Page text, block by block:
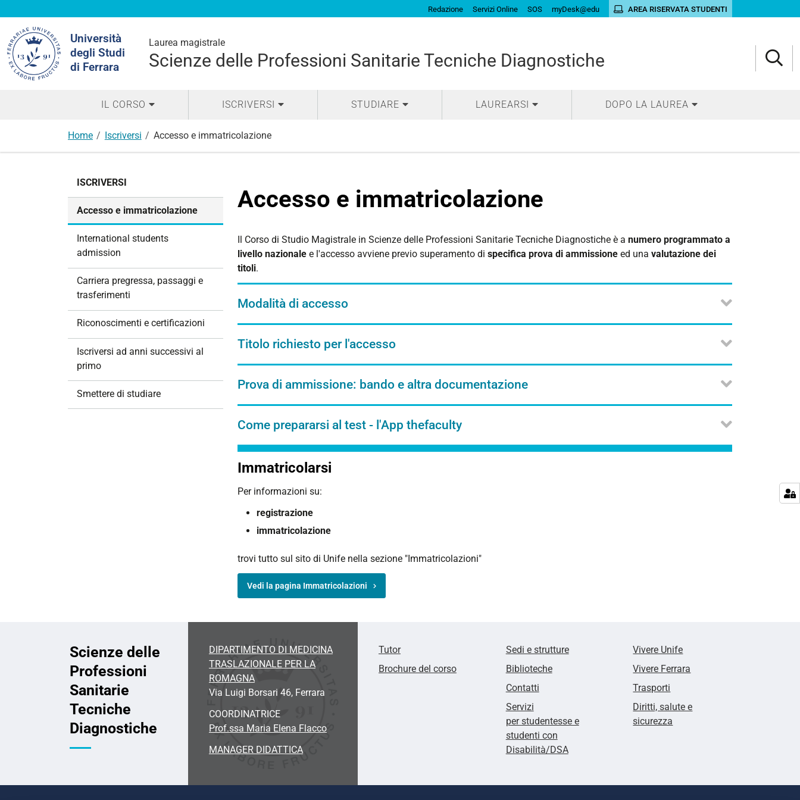
Redazione Servizi Online SOS myDesk@edu AREA RISERVATA STUDENTI
Università
degli Studi
di Ferrara
Laurea magistrale
Scienze delle Professioni Sanitarie Tecniche Diagnostiche
nel
sito
IL CORSO ISCRIVERSI STUDIARE LAUREARSI DOPO LA LAUREA
Home Iscriversi Accesso e immatricolazione
Accesso e immatricolazione
Il Corso di Studio Magistrale in Scienze delle Professioni Sanitarie Tecniche Diagnostiche è a numero programmato a
livello nazionale e l'accesso avviene previo superamento di specifica prova di ammissione ed una valutazione dei
titoli.
Modalità di accesso
Titolo richiesto per l'accesso
Prova di ammissione: bando e altra documentazione
Come prepararsi al test - l'App thefaculty
Immatricolarsi
Per informazioni su:
registrazione
immatricolazione
trovi tutto sul sito di Unife nella sezione "Immatricolazioni"
Vedi la pagina Immatricolazioni
ISCRIVERSI
Accesso e immatricolazione
International students
admission
Carriera pregressa, passaggi e
trasferimenti
Riconoscimenti e certificazioni
Iscriversi ad anni successivi al
primo
Smettere di studiare
Scienze delle
Professioni
Sanitarie
Tecniche
Diagnostiche
DIPARTIMENTO DI MEDICINA
TRASLAZIONALE PER LA
ROMAGNA
Via Luigi Borsari 46, Ferrara
COORDINATRICE
Prof.ssa Maria Elena Flacco
MANAGER DIDATTICA
Tutor
Brochure del corso
Sedi e strutture
Biblioteche
Contatti
Servizi
per studentesse e
studenti con
Disabilità/DSA
Vivere Unife
Vivere Ferrara
Trasporti
Diritti, salute e
sicurezza